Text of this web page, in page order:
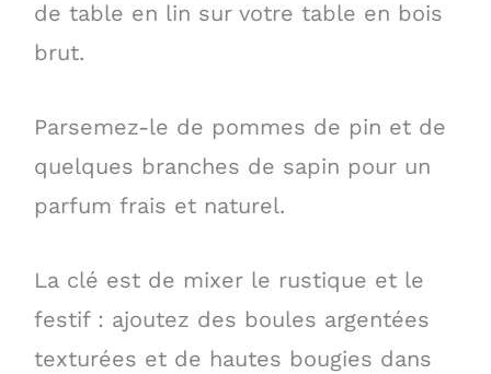
de table en lin sur votre table en bois
brut.
Parsemez-le de pommes de pin et de
quelques branches de sapin pour un
parfum frais et naturel.
La clé est de mixer le rustique et le
festif : ajoutez des boules argentées
texturées et de hautes bougies dans